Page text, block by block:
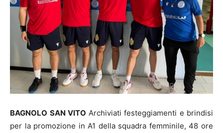
BAGNOLO SAN VITO Archiviati festeggiamenti e brindisi
per la promozione in A1 della squadra femminile, 48 ore